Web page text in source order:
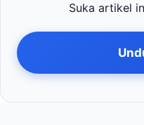
Suka artikel